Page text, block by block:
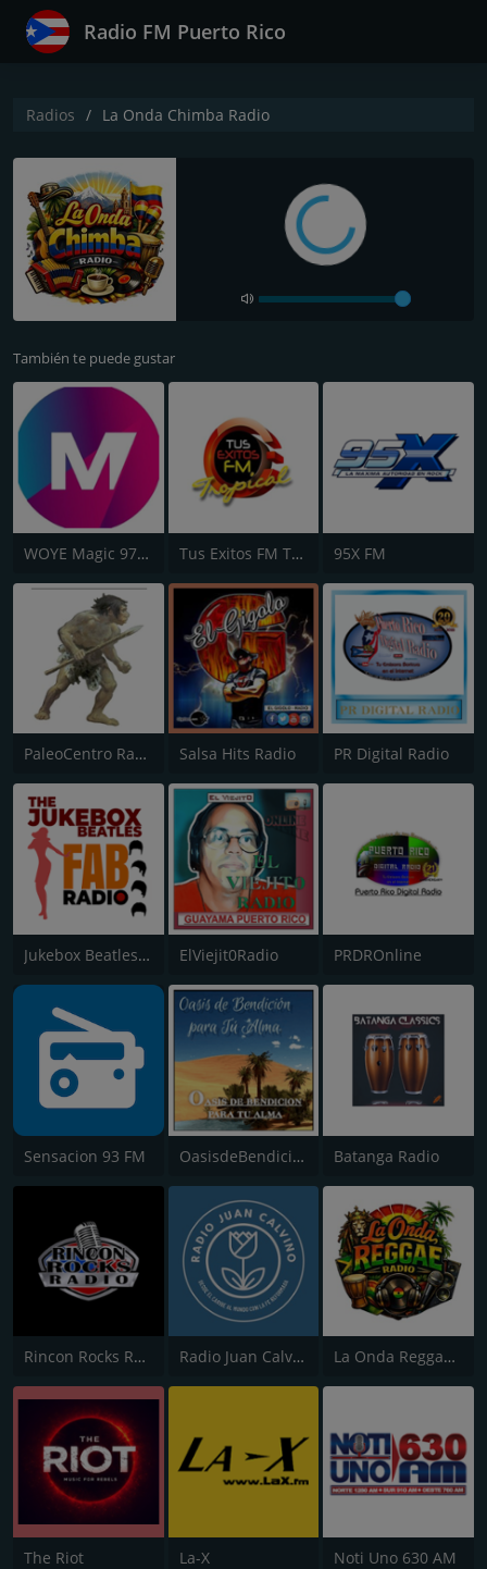
Radio FM Puerto Rico
Radios La Onda Chimba Radio
También te puede gustar
WOYE Magic 97.3 FM Tus Exitos FM Tropical 95X FM
PaleoCentro Radio Salsa Hits Radio PR Digital Radio
Jukebox Beatles Fab Radio ElViejit0Radio PRDROnline
Sensacion 93 FM OasisdeBendicionparatuAlma Batanga Radio
Rincon Rocks Radio Radio Juan Calvino La Onda Reggae Radio
The Riot La-X Noti Uno 630 AM